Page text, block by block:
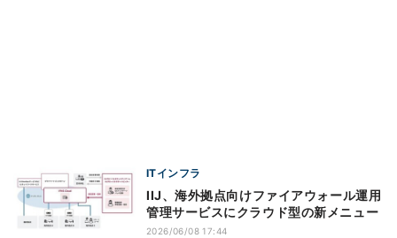
ITインフラ
IIJ、海外拠点向けファイアウォール運用
管理サービスにクラウド型の新メニュー
2026/06/08 17:44